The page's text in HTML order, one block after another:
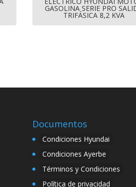
GASOLINA SERIE PRO
TRIFÁSICA 8,2 KVA
Documentos
Condiciones Hyundai
Condiciones Ayerbe
Términos y Condiciones
Política de privacidad